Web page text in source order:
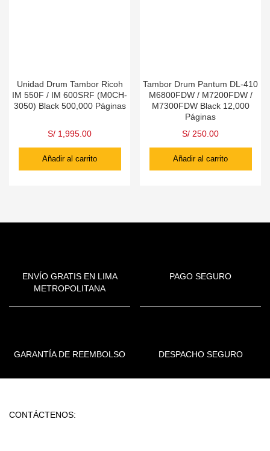
Unidad Drum Tambor Ricoh
IM 550F / IM 600SRF (M0CH-
3050) Black 500,000 Páginas
S/ 1,995.00
Añadir al carrito
Tambor Drum Pantum DL-410
M6800FDW / M7200FDW /
M7300FDW Black 12,000
Páginas
S/ 250.00
Añadir al carrito
ENVÍO GRATIS EN LIMA
METROPOLITANA
PAGO SEGURO
GARANTÍA DE REEMBOLSO DESPACHO SEGURO
CONTÁCTENOS: